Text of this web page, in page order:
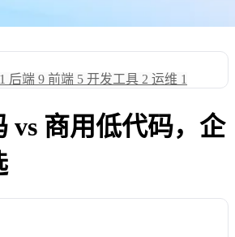
后端 9 前端 5 开发工具 2 运维 1
vs 商用低代码，企